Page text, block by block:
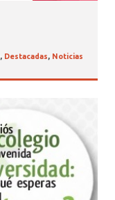
, Destacadas, Noticias